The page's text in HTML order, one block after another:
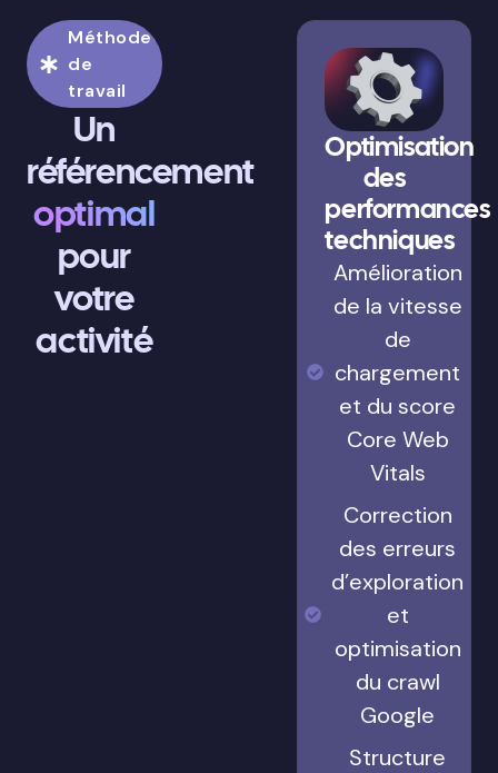
Méthode
de
travail
Un
référencement
optimal
pour
votre
activité
Optimisation
des
performances
techniques
Amélioration
de la vitesse
de
chargement
et du score
Core Web
Vitals
Correction
des erreurs
d’exploration
et
optimisation
du crawl
Google
Structure